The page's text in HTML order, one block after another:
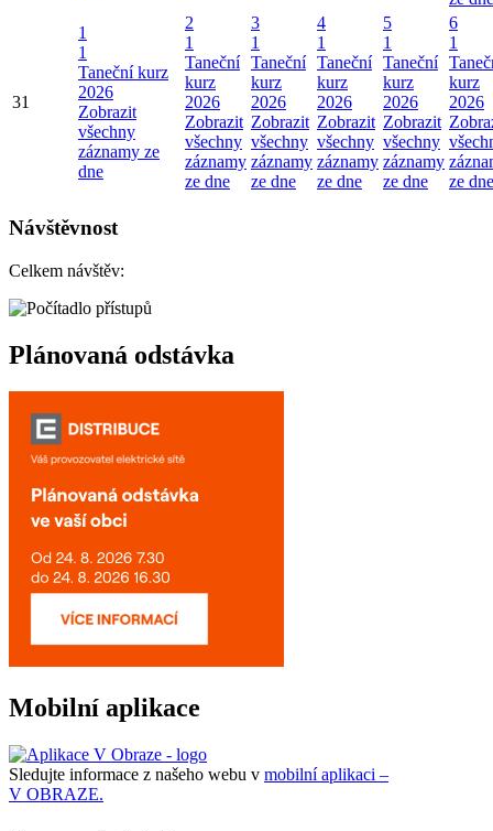
31
1
1
Taneční kurz
2026
Zobrazit
všechny
záznamy ze
dne
2
1
Taneční
kurz
2026
Zobrazit
všechny
záznamy
ze dne
3
1
Taneční
kurz
2026
Zobrazit
všechny
záznamy
ze dne
4
1
Taneční
kurz
2026
Zobrazit
všechny
záznamy
ze dne
5
1
Taneční
kurz
2026
Zobrazit
všechny
záznamy
ze dne
6
1
kurz
2026
ze dne
Návštěvnost
Celkem návštěv:
Plánovaná odstávka
Mobilní aplikace
Sledujte informace z našeho webu v mobilní aplikaci –
V OBRAZE.